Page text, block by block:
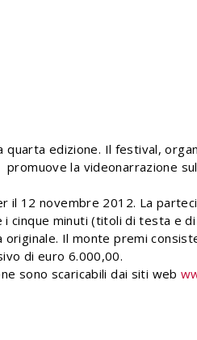
quarta edizione. Il festival,
la videonarrazione
il 12 novembre 2012. La
cinque minuti (titoli di testa e
Il monte premi
di euro 6.000,00.
sono scaricabili dai siti web